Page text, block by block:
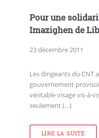
Pour une
Imazighen de
23 décembre 2011
Les dirigeants du CNT
gouvernement
véritable visage vis-à-
seulement (…)
LIRE LA SUITE